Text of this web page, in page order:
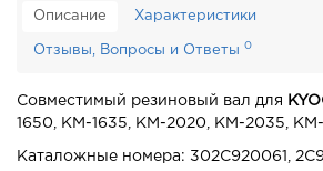
Описание Характеристики
Отзывы, Вопросы и Ответы 0
Совместимый резиновый вал для
1650, KM-1635, KM-2020, KM-2035,
Каталожные номера: 302C920061,